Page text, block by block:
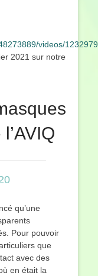
videos/
2021 sur notre
qu’une
Pour pouvoir
que
avec des
en était la